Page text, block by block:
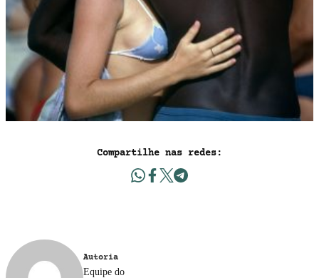
Compartilhe nas redes:
Autoria
Equipe do